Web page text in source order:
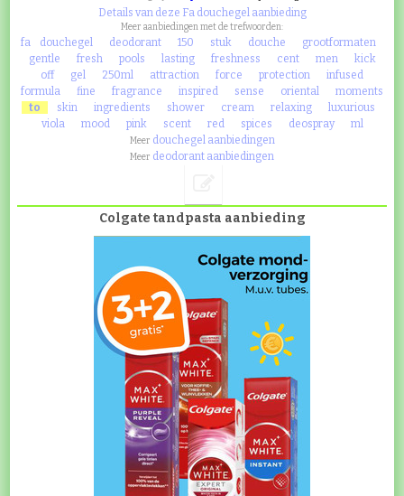
Details van deze Fa douchegel aanbieding
Meer aanbiedingen met de trefwoorden:
fa douchegel deodorant 150 stuk douche
grootformaten
gentle
fresh pools lasting freshness cent men
kick
off
gel 250ml attraction force protection
infused
formula
fine fragrance inspired sense oriental
moments
to
skin ingredients shower cream relaxing
luxurious
viola
mood pink scent red spices deospray ml
Meer douchegel aanbiedingen
Meer deodorant aanbiedingen
Colgate tandpasta aanbieding